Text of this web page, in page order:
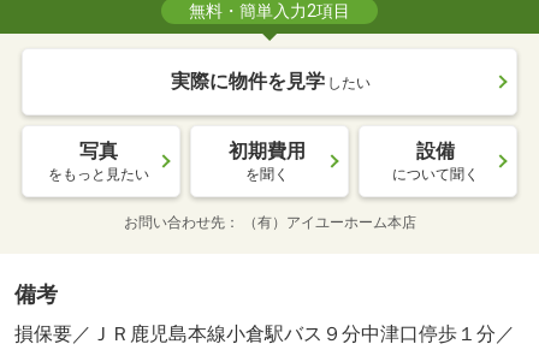
無料・簡単入力2項目
実際に物件を見学 したい
写真
をもっと見たい
初期費用
を聞く
設備
について聞く
お問い合わせ先 （有）アイユーホーム本店
備考
損保要／ＪＲ鹿児島本線小倉駅バス９分中津口停歩１分／